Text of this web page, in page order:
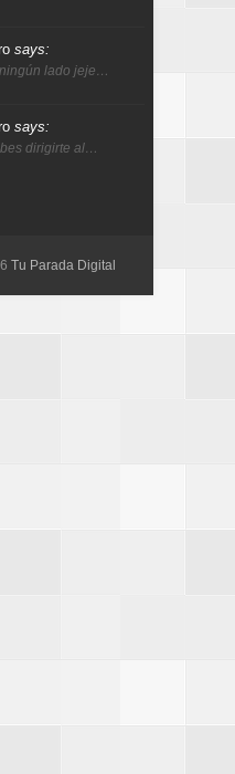
says:
lado jeje…
says:
dirigirte al…
Tu Parada Digital